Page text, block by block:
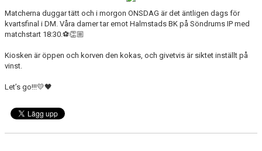
STÖTTA BK ASTRIO
SÖNDRUMS IP
TRYGG I ASTRIO
BK ASTRIO LOPPIS & CAFÉ
ASTRIOSHOPEN
Matcherna duggar tätt och i morgon ONSDAG är det äntligen dags för
kvartsfinal i DM. Våra damer tar emot Halmstads BK på Söndrums IP med
matchstart 18:30.⚽️👏🏼
Kiosken är öppen och korven den kokas, och givetvis är siktet inställt på
vinst.
Let’s go!!!💛🖤